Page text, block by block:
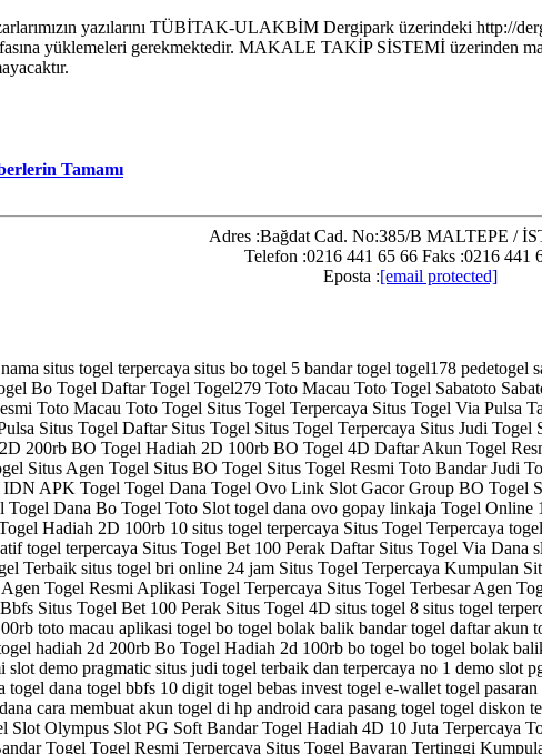
yazılarını TÜBİTAK-ULAKBİM Dergipark üzerindeki http://
yüklemeleri gerekmektedir. MAKALE TAKİP SİSTEMİ üzerinden
Tamamı
Adres :Bağdat Cad. No:385/B MALTEPE /
Telefon :0216 441 65 66 Faks :0216 441
Eposta :[email protected]
situs togel terpercaya situs bo togel 5 bandar togel togel178
Bo Togel Daftar Togel Togel279 Toto Macau Toto Togel Sabatoto
Toto Macau Toto Togel Situs Togel Terpercaya Situs Togel Via Pulsa
Situs Togel Daftar Situs Togel Situs Togel Terpercaya Situs Judi
200rb BO Togel Hadiah 2D 100rb BO Togel 4D Daftar Akun Togel
Situs Agen Togel Situs BO Togel Situs Togel Resmi Toto Bandar Judi
APK Togel Togel Dana Togel Ovo Link Slot Gacor Group BO Togel
Dana Bo Togel Toto Slot togel dana ovo gopay linkaja Togel Online
Hadiah 2D 100rb 10 situs togel terpercaya Situs Togel Terpercaya
togel terpercaya Situs Togel Bet 100 Perak Daftar Situs Togel Via
Terbaik situs togel bri online 24 jam Situs Togel Terpercaya Kumpulan
Togel Resmi Aplikasi Togel Terpercaya Situs Togel Terbesar Agen
Situs Togel Bet 100 Perak Situs Togel 4D situs togel 8 situs togel
toto macau aplikasi togel bo togel bolak balik bandar togel daftar
hadiah 2d 200rb Bo Togel Hadiah 2d 100rb bo togel bo togel bolak
slot demo pragmatic situs judi togel terbaik dan terpercaya no 1 demo
dana togel bbfs 10 digit togel bebas invest togel e-wallet togel
cara membuat akun togel di hp android cara pasang togel togel diskon
Slot Olympus Slot PG Soft Bandar Togel Hadiah 4D 10 Juta Terpercaya
Togel Togel Resmi Terpercaya Situs Togel Bayaran Tertinggi